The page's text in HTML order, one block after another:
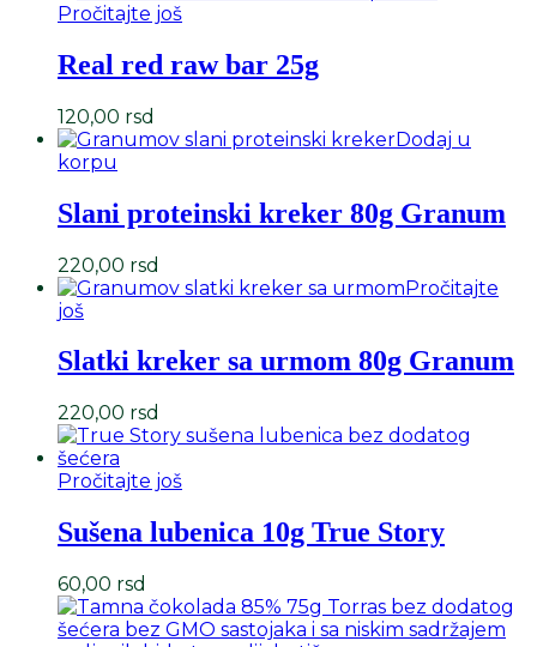
Pročitajte još
Real red raw bar 25g
120,00 rsd
Dodaj u
korpu
Slani proteinski kreker 80g Granum
220,00 rsd
Pročitajte
još
Slatki kreker sa urmom 80g Granum
220,00 rsd
Pročitajte još
Sušena lubenica 10g True Story
60,00 rsd